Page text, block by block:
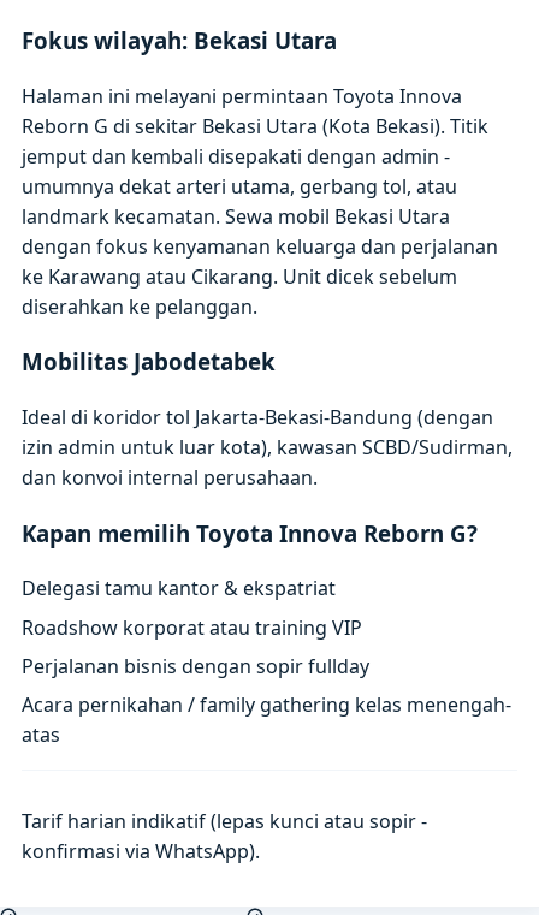
Fokus wilayah: Bekasi Utara
Halaman ini melayani permintaan Toyota Innova
Reborn G di sekitar Bekasi Utara (Kota Bekasi). Titik
jemput dan kembali disepakati dengan admin -
umumnya dekat arteri utama, gerbang tol, atau
landmark kecamatan. Sewa mobil Bekasi Utara
dengan fokus kenyamanan keluarga dan perjalanan
ke Karawang atau Cikarang. Unit dicek sebelum
diserahkan ke pelanggan.
Mobilitas Jabodetabek
Ideal di koridor tol Jakarta-Bekasi-Bandung (dengan
izin admin untuk luar kota), kawasan SCBD/Sudirman,
dan konvoi internal perusahaan.
Kapan memilih Toyota Innova Reborn G?
Delegasi tamu kantor & ekspatriat
Roadshow korporat atau training VIP
Perjalanan bisnis dengan sopir fullday
Acara pernikahan / family gathering kelas menengah-
atas
Tarif harian indikatif (lepas kunci atau sopir -
konfirmasi via WhatsApp).